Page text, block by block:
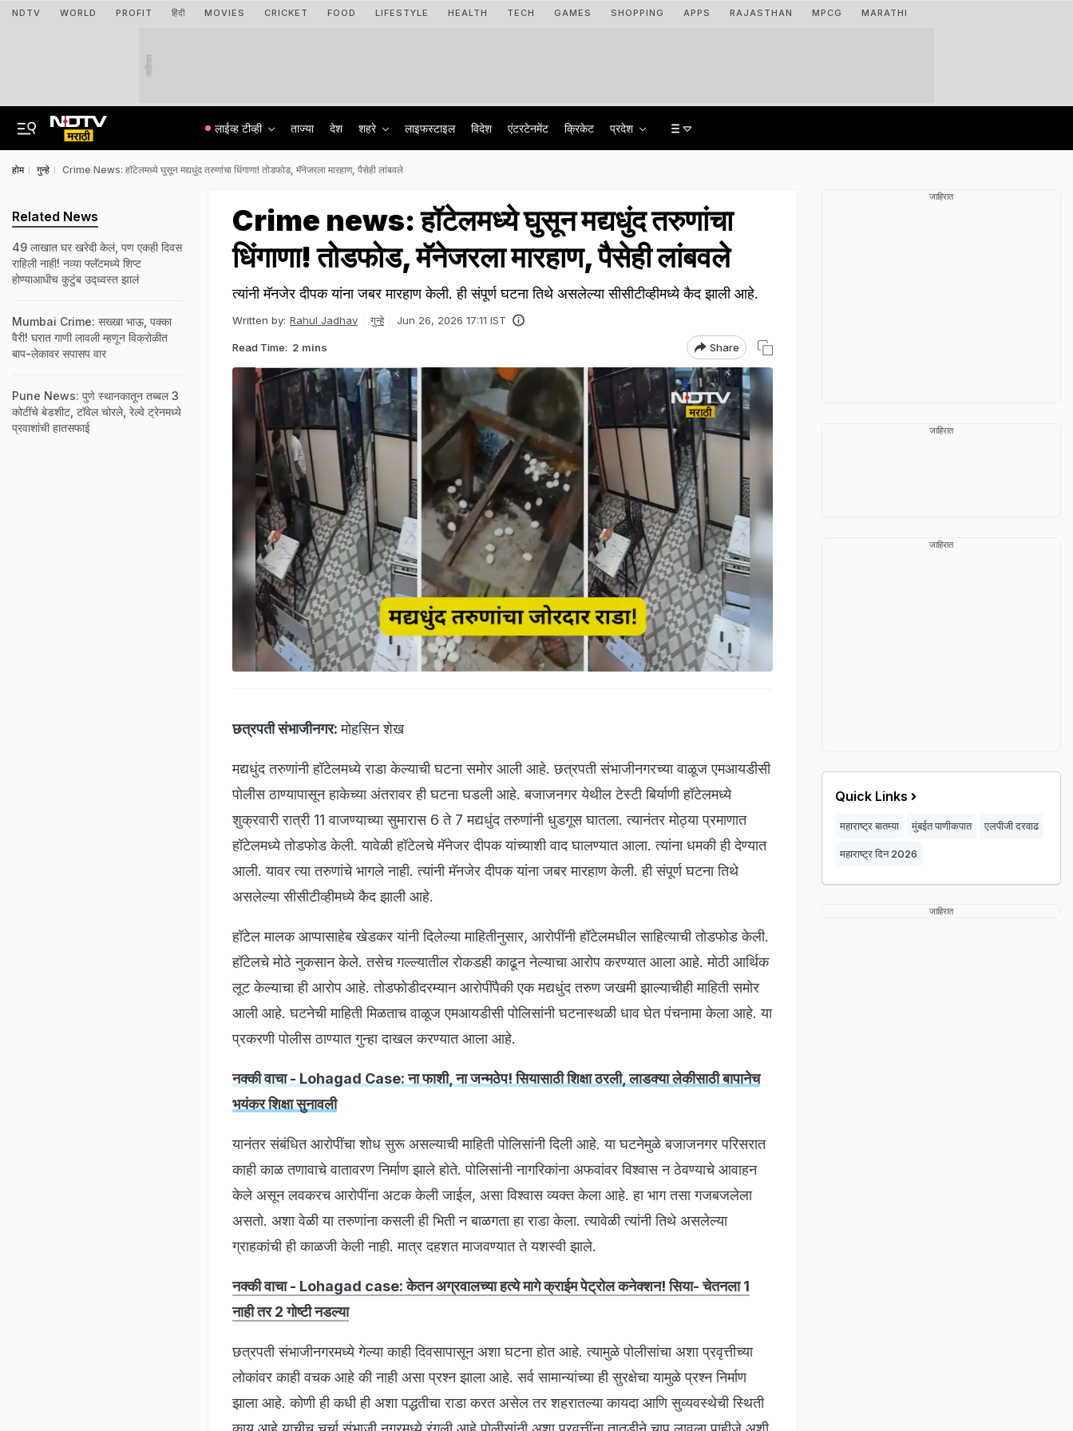
NDTV WORLD PROFIT हिंदी MOVIES CRICKET FOOD LIFESTYLE HEALTH TECH GAMES SHOPPING APPS RAJASTHAN MPCG MARATHI
जाहिरात
लाईव्ह टीव्ही ताज्या देश शहरे लाइफस्टाइल विदेश एंटरटेनमेंट क्रिकेट प्रदेश
होम गुन्हे Crime News: हॉटेलमध्ये घुसून मद्यधुंद तरुणांचा धिंगाणा! तोडफोड, मॅनेजरला मारहाण, पैसेही लांबवले
Crime news: हॉटेलमध्ये घुसून मद्यधुंद तरुणांचा
धिंगाणा! तोडफोड, मॅनेजरला मारहाण, पैसेही लांबवले
त्यांनी मॅनजेर दीपक यांना जबर मारहाण केली. ही संपूर्ण घटना तिथे असलेल्या सीसीटीव्हीमध्ये कैद झाली आहे.
Written by: Rahul Jadhav गुन्हे Jun 26, 2026 17:11 IST
Read Time: 2 mins Share
छत्रपती संभाजीनगर: मोहसिन शेख
मद्यधुंद तरुणांनी हॉटेलमध्ये राडा केल्याची घटना समोर आली आहे. छत्रपती संभाजीनगरच्या वाळूज एमआयडीसी
पोलीस ठाण्यापासून हाकेच्या अंतरावर ही घटना घडली आहे. बजाजनगर येथील टेस्टी बिर्याणी हॉटेलमध्ये
शुक्रवारी रात्री 11 वाजण्याच्या सुमारास 6 ते 7 मद्यधुंद तरुणांनी धुडगूस घातला. त्यानंतर मोठ्या प्रमाणात
हॉटेलमध्ये तोडफोड केली. यावेळी हॉटेलचे मॅनेजर दीपक यांच्याशी वाद घालण्यात आला. त्यांना धमकी ही देण्यात
आली. यावर त्या तरुणांचे भागले नाही. त्यांनी मॅनजेर दीपक यांना जबर मारहाण केली. ही संपूर्ण घटना तिथे
असलेल्या सीसीटीव्हीमध्ये कैद झाली आहे.
हॉटेल मालक आप्पासाहेब खेडकर यांनी दिलेल्या माहितीनुसार, आरोपींनी हॉटेलमधील साहित्याची तोडफोड केली.
हॉटेलचे मोठे नुकसान केले. तसेच गल्ल्यातील रोकडही काढून नेल्याचा आरोप करण्यात आला आहे. मोठी आर्थिक
लूट केल्याचा ही आरोप आहे. तोडफोडीदरम्यान आरोपींपैकी एक मद्यधुंद तरुण जखमी झाल्याचीही माहिती समोर
आली आहे. घटनेची माहिती मिळताच वाळूज एमआयडीसी पोलिसांनी घटनास्थळी धाव घेत पंचनामा केला आहे. या
प्रकरणी पोलीस ठाण्यात गुन्हा दाखल करण्यात आला आहे.
नक्की वाचा - Lohagad Case: ना फाशी, ना जन्मठेप! सियासाठी शिक्षा ठरली, लाडक्या लेकीसाठी बापानेच
भयंकर शिक्षा सुनावली
यानंतर संबंधित आरोपींचा शोध सुरू असल्याची माहिती पोलिसांनी दिली आहे. या घटनेमुळे बजाजनगर परिसरात
काही काळ तणावाचे वातावरण निर्माण झाले होते. पोलिसांनी नागरिकांना अफवांवर विश्वास न ठेवण्याचे आवाहन
केले असून लवकरच आरोपींना अटक केली जाईल, असा विश्वास व्यक्त केला आहे. हा भाग तसा गजबजलेला
असतो. अशा वेळी या तरुणांना कसली ही भिती न बाळगता हा राडा केला. त्यावेळी त्यांनी तिथे असलेल्या
ग्राहकांची ही काळजी केली नाही. मात्र दहशत माजवण्यात ते यशस्वी झाले.
नक्की वाचा - Lohagad case: केतन अग्रवालच्या हत्ये मागे क्राईम पेट्रोल कनेक्शन! सिया- चेतनला 1
नाही तर 2 गोष्टी नडल्या
छत्रपती संभाजीनगरमध्ये गेल्या काही दिवसापासून अशा घटना होत आहे. त्यामुळे पोलीसांचा अशा प्रवृत्तीच्या
लोकांवर काही वचक आहे की नाही असा प्रश्न झाला आहे. सर्व सामान्यांच्या ही सुरक्षेचा यामुळे प्रश्न निर्माण
झाला आहे. कोणी ही कधी ही अशा पद्धतीचा राडा करत असेल तर शहरातल्या कायदा आणि सुव्यवस्थेची स्थिती
Related News
49 लाखात घर खरेदी केलं, पण एकही दिवस
राहिली नाही! नव्या फ्लॅटमध्ये शिप्ट
होण्याआधीच कुटुंब उद्ध्वस्त झालं
Mumbai Crime: सख्खा भाऊ, पक्का
वैरी! घरात गाणी लावली म्हणून विक्रोळीत
बाप-लेकावर सपासप वार
Pune News: पुणे स्थानकातून तब्बल 3
कोटींचे बेडशीट, टॉवेल चोरले, रेल्वे ट्रेनमध्ये
प्रवाशांची हातसफाई
जाहिरात
जाहिरात
जाहिरात
Quick Links
महाराष्ट्र बातम्या मुंबईत पाणीकपात एलपीजी दरवाढ
महाराष्ट्र दिन 2026
जाहिरात